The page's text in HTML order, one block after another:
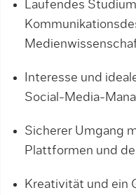
Laufendes
Interesse und
Social-Media-
Sicherer Umgang
Plattformen und
Kreativität und ein